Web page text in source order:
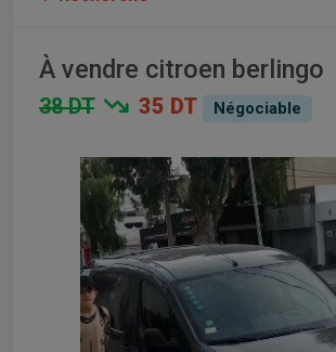
À vendre citroen berlingo
38 DT 35 DT Négociable